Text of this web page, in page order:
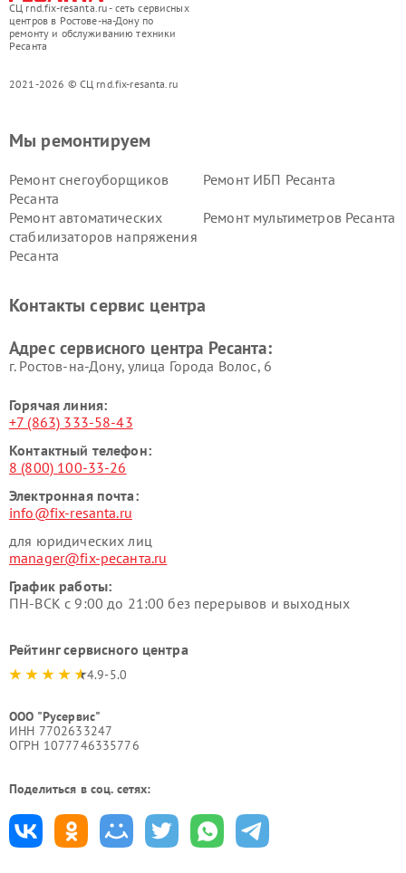
СЦ rnd.fix-resanta.ru - сеть сервисных
центров в Ростове-на-Дону по
ремонту и обслуживанию техники
Ресанта
2021-2026 © СЦ rnd.fix-resanta.ru
Мы ремонтируем
Ремонт снегоуборщиков
Ресанта
Ремонт ИБП Ресанта
Ремонт автоматических
стабилизаторов напряжения
Ресанта
Ремонт мультиметров Ресанта
Контакты сервис центра
Адрес сервисного центра Ресанта:
г. Ростов-на-Дону, улица Города Волос, 6
Горячая линия:
+7 (863) 333-58-43
Контактный телефон:
8 (800) 100-33-26
Электронная почта:
info@fix-resanta.ru
для юридических лиц
manager@fix-ресанта.ru
График работы:
ПН-ВСК с 9:00 до 21:00 без перерывов и выходных
Рейтинг сервисного центра
4.9-5.0
ООО "Русервис"
ИНН 7702633247
ОГРН 1077746335776
Поделиться в соц. сетях: